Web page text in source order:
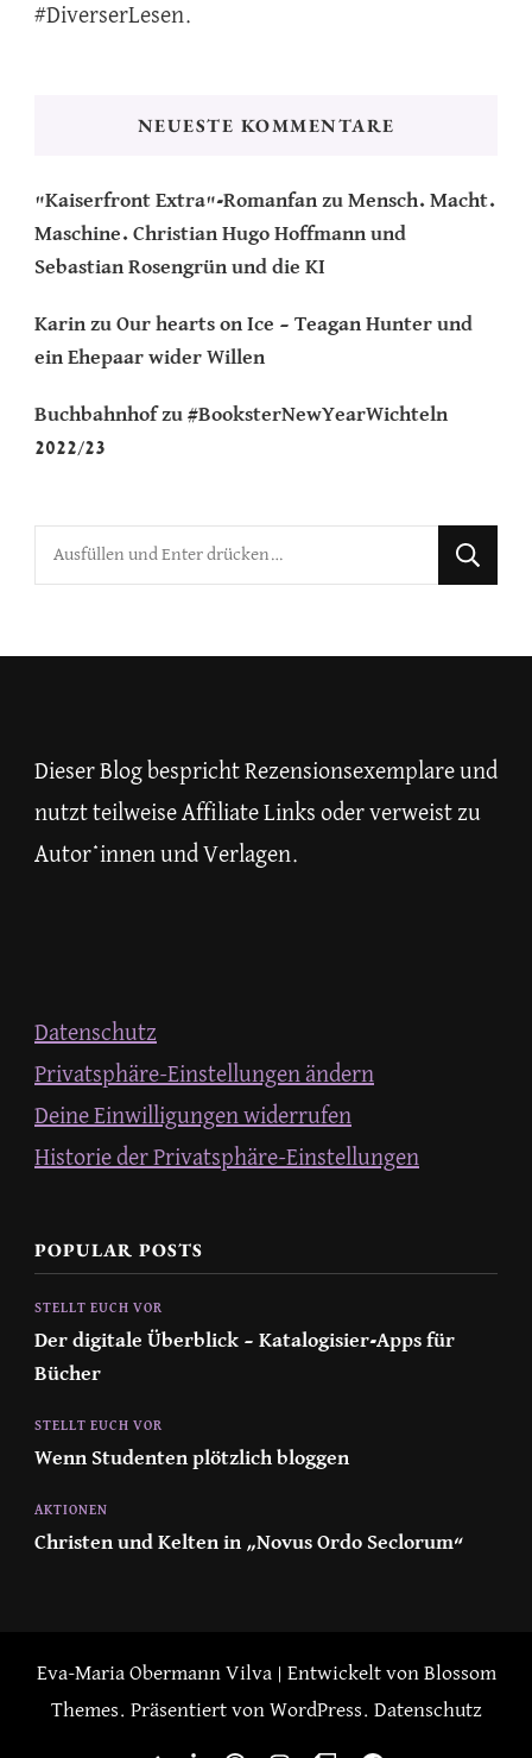
#DiverserLesen.
NEUESTE KOMMENTARE
"Kaiserfront Extra"-Romanfan zu Mensch. Macht.
Maschine. Christian Hugo Hoffmann und
Sebastian Rosengrün und die KI
Karin zu Our hearts on Ice – Teagan Hunter und
ein Ehepaar wider Willen
Buchbahnhofzu #BooksterNewYearWichteln
2022/23
Suchst
du
Dieser Blog bespricht Rezensionsexemplare und
nutzt teilweise Affiliate Links oder verweist zu
Autor*innen und Verlagen.
Datenschutz
Privatsphäre-Einstellungen ändern
Deine Einwilligungen widerrufen
Historie der Privatsphäre-Einstellungen
POPULAR POSTS
STELLT EUCH VOR
Der digitale Überblick – Katalogisier-Apps für
Bücher
STELLT EUCH VOR
Wenn Studenten plötzlich bloggen
AKTIONEN
Christen und Kelten in „Novus Ordo Seclorum“
Eva-Maria ObermannVilva | Entwickelt von Blossom
Themes. Präsentiert von WordPress. Datenschutz